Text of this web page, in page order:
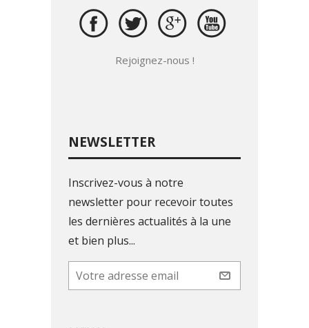
Rejoignez-nous !
NEWSLETTER
Inscrivez-vous à notre
newsletter pour recevoir toutes
les dernières actualités à la une
et bien plus...